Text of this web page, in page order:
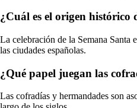
¿Cuál es el origen histórico
La celebración de la Semana Santa
las ciudades españolas.
¿Qué papel juegan las
Las cofradías y hermandades son